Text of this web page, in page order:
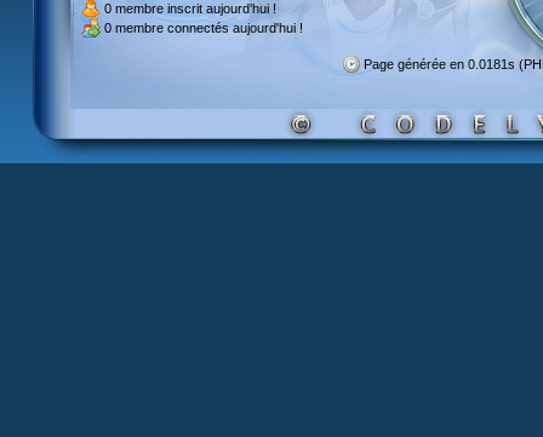
0 membre inscrit aujourd'hui !
0 membre connectés aujourd'hui !
Page générée en 0.0181s